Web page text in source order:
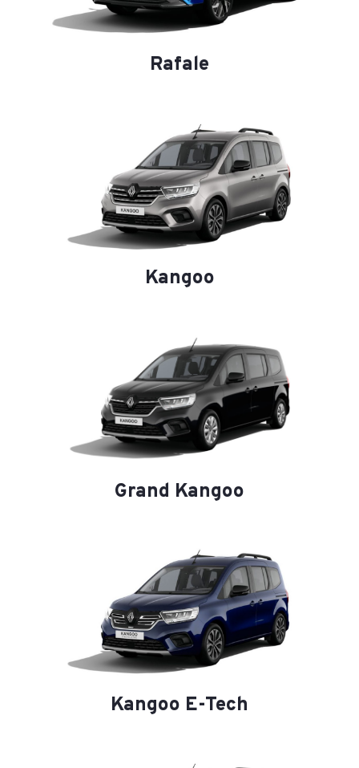
Rafale
Kangoo
Grand Kangoo
Kangoo E-Tech